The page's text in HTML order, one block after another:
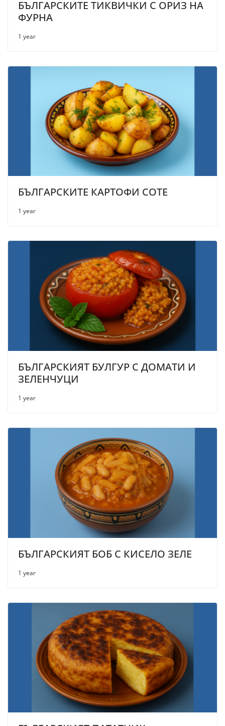
БЪЛГАРСКИТЕ ТИКВИЧКИ С ОРИЗ НА
ФУРНА
1 year
БЪЛГАРСКИТЕ КАРТОФИ СОТЕ
1 year
БЪЛГАРСКИЯТ БУЛГУР С ДОМАТИ И
ЗЕЛЕНЧУЦИ
1 year
БЪЛГАРСКИЯТ БОБ С КИСЕЛО ЗЕЛЕ
1 year